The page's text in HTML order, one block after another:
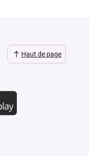
Haut de page